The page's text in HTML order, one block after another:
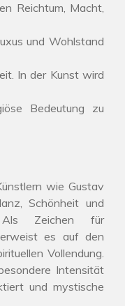
Reichtum, Macht,
und Wohlstand
In der Kunst wird
Bedeutung zu
wie Gustav
Schönheit und
Als Zeichen für
es auf den
Vollendung.
Intensität
und mystische